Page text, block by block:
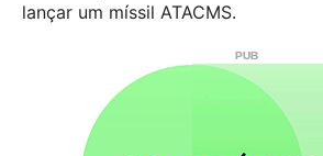
lançar um míssil ATACMS.